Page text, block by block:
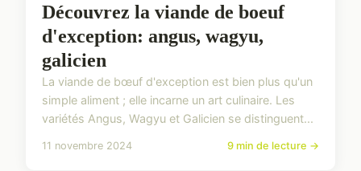
Découvrez la viande de boeuf
d'exception: angus, wagyu,
galicien
La viande de bœuf d'exception est bien plus qu'un
simple aliment ; elle incarne un art culinaire. Les
variétés Angus, Wagyu et Galicien se distinguent...
11 novembre 2024 9 min de lecture →